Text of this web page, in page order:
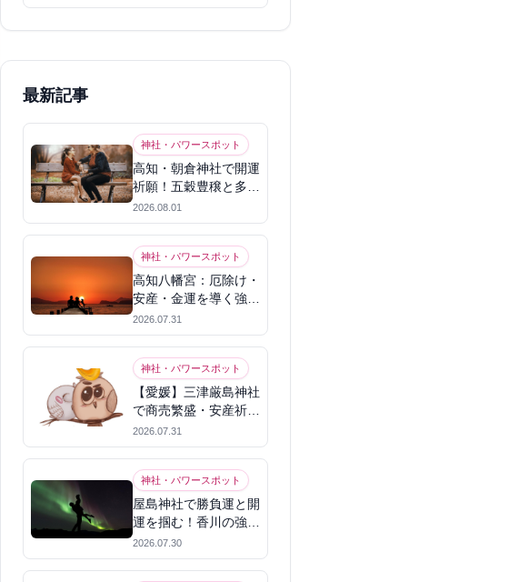
最新記事
神社・パワースポット
高知・朝倉神社で開運
祈願！五穀豊穣と多幸
を呼ぶパワースポット
2026.08.01
神社・パワースポット
高知八幡宮：厄除け・
安産・金運を導く強力
パワースポット
2026.07.31
神社・パワースポット
【愛媛】三津厳島神社
で商売繁盛・安産祈
願！宗像三女神のパワ
ーを授かる
2026.07.31
神社・パワースポット
屋島神社で勝負運と開
運を掴む！香川の強力
パワースポット
2026.07.30